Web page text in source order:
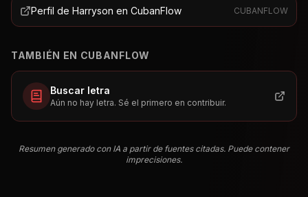
Perfil de Harryson en CubanFlow CUBANFLOW
TAMBIÉN EN CUBANFLOW
Buscar letra
Aún no hay letra. Sé el primero en contribuir.
Resumen generado con IA a partir de fuentes citadas. Puede contener
imprecisiones.